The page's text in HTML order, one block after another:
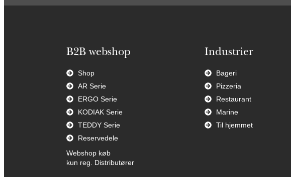
B2B webshop
Shop
AR Serie
ERGO Serie
KODIAK Serie
TEDDY Serie
Reservedele
Webshop køb
kun reg. Distributører
Industrier
Bageri
Pizzeria
Restaurant
Marine
Til hjemmet